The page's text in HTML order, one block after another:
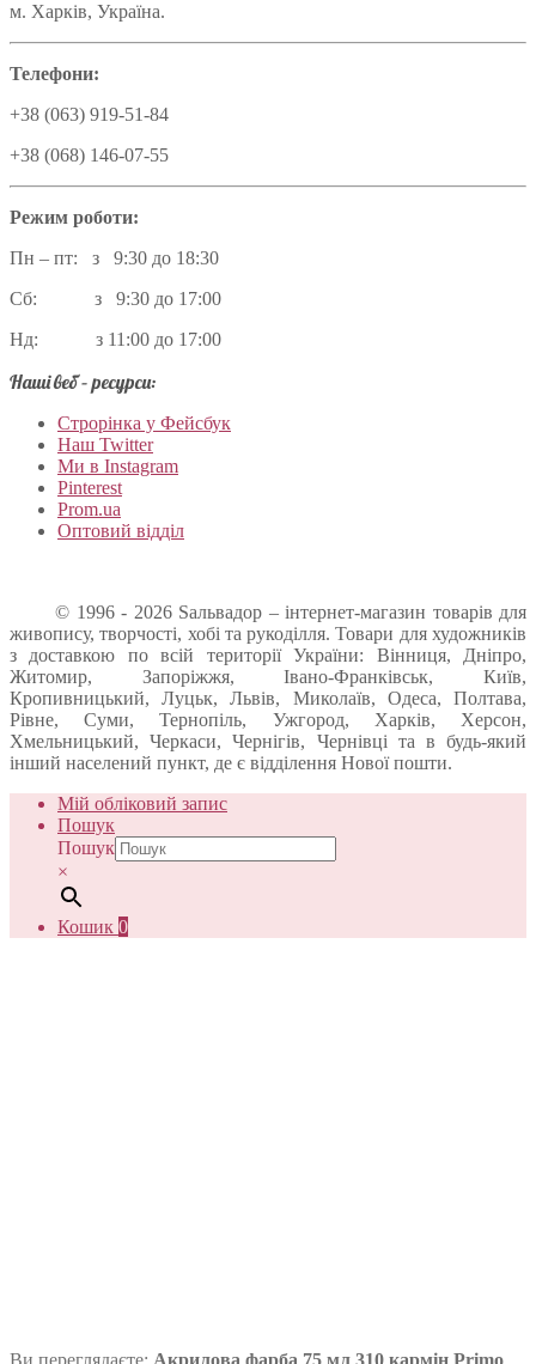
м. Харків, Україна.
Телефони:
+38 (063) 919-51-84
+38 (068) 146-07-55
Режим роботи:
Пн – пт: з 9:30 до 18:30
Сб: з 9:30 до 17:00
Нд: з 11:00 до 17:00
Наші веб – ресурси:
Строрінка у Фейсбук
Наш Twitter
Ми в Instagram
Pinterest
Prom.ua
Оптовий відділ
© 1996 - 2026 Sальвадор – інтернет-магазин товарів для
живопису, творчості, хобі та рукоділля. Товари для художників
з доставкою по всій території України: Вінниця, Дніпро,
Житомир, Запоріжжя, Івано-Франківськ, Київ,
Кропивницький, Луцьк, Львів, Миколаїв, Одеса, Полтава,
Рівне, Суми, Тернопіль, Ужгород, Харків, Херсон,
Хмельницький, Черкаси, Чернігів, Чернівці та в будь-який
інший населений пункт, де є відділення Нової пошти.
Мій обліковий запис
Пошук
Пошук
×
Кошик 0